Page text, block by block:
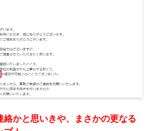
絡かと思いきや、まさかの更なる